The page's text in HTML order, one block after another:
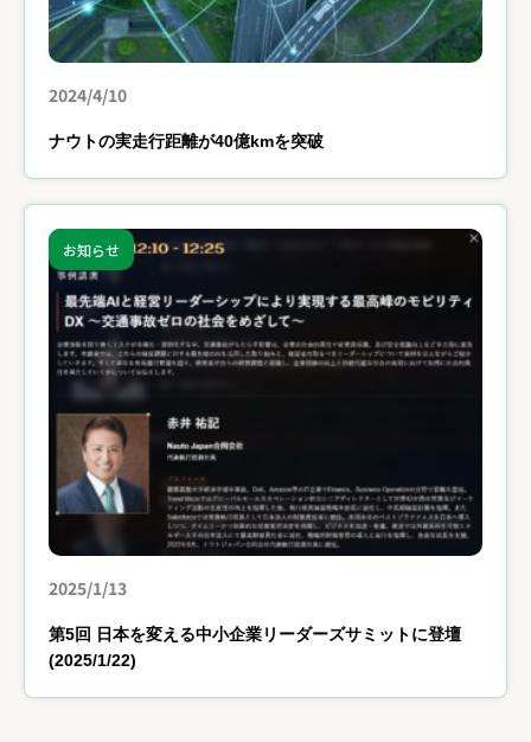
2024/4/10
ナウトの実走行距離が40億kmを突破
お知らせ
2025/1/13
第5回 日本を変える中小企業リーダーズサミットに登壇
(2025/1/22)